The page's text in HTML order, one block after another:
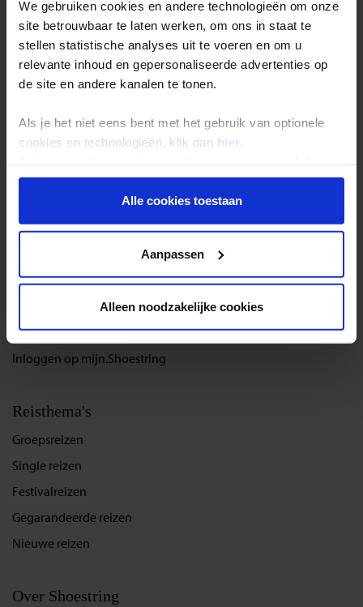
We gebruiken cookies en andere technologieën om onze
site betrouwbaar te laten werken, om ons in staat te
stellen statistische analyses uit te voeren en om u
relevante inhoud en gepersonaliseerde advertenties op
de site en andere kanalen te tonen.
Als je het niet eens bent met het gebruik van optionele
cookies en technologieën, klik dan hier
onder aan de pagina op elk gewenst moment voor de
toekomst wijzigen.Alle cookies toestaan
Aanpassen
Alleen noodzakelijke cookies
Algemeen:Besef voortdurend dat je als gast in een land verblijft
waar men nu eenmaal andere omgangsvormen kent. Dat is niet
afwijkend, jij gedraagt je afwijkend.
Reizen met Shoestring
De belangrijkste info op een rij
Duurzaam reizen
Reis- en annuleringsvoorwaarden
Veelgestelde vragen
Inloggen op mijn.Shoestring
Reisthema's
Groepsreizen
Single reizen
Festivalreizen
Gegarandeerde reizen
Nieuwe reizen
Over Shoestring